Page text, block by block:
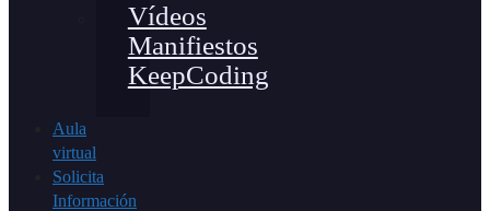
Vídeos
Manifiestos
KeepCoding
Aula
virtual
Solicita
Información